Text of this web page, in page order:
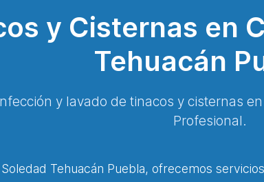
y Cisternas en
Tehuacán
y lavado de tinacos y cisternas
Profesional.
Tehuacán Puebla, ofrecemos